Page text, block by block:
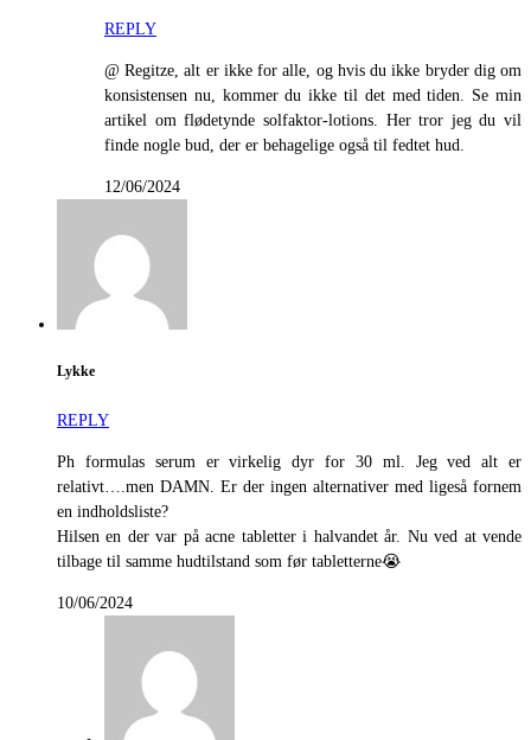
REPLY
@ Regitze, alt er ikke for alle, og hvis du ikke bryder dig om
konsistensen nu, kommer du ikke til det med tiden. Se min
artikel om flødetynde solfaktor-lotions. Her tror jeg du vil
finde nogle bud, der er behagelige også til fedtet hud.
12/06/2024
Lykke
REPLY
Ph formulas serum er virkelig dyr for 30 ml. Jeg ved alt er
relativt….men DAMN. Er der ingen alternativer med ligeså fornem
en indholdsliste?
Hilsen en der var på acne tabletter i halvandet år. Nu ved at vende
tilbage til samme hudtilstand som før tabletterne😭
10/06/2024